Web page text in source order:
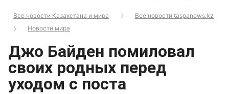
Все новости Казахстана и мира
Все новости taspanews.kz
Новости мира
Джо Байден помиловал
своих родных перед
уходом с поста